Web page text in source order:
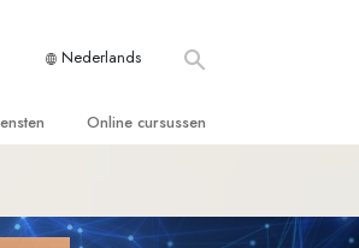
Nederlands
Online cursussen
van het Bestaan